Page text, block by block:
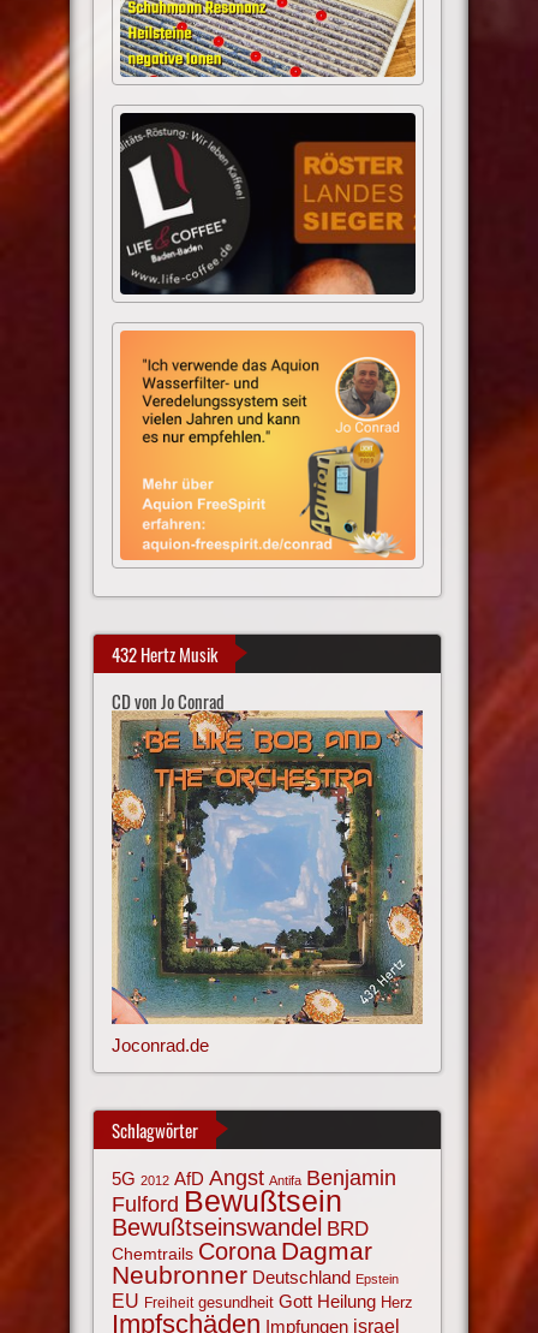
432 Hertz Musik
CD von Jo Conrad
Joconrad.de
Schlagwörter
5G 2012 AfD Angst Antifa Benjamin
Fulford Bewußtsein
Bewußtseinswandel BRD
Chemtrails Corona Dagmar
Neubronner Deutschland Epstein
EU Freiheit gesundheit Gott Heilung Herz
Impfschäden Impfungen israel